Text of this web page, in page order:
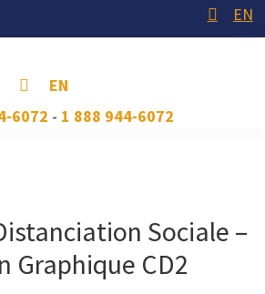
EN
EN
6072 - 1 888 944-6072
Sociale –
Graphique CD2